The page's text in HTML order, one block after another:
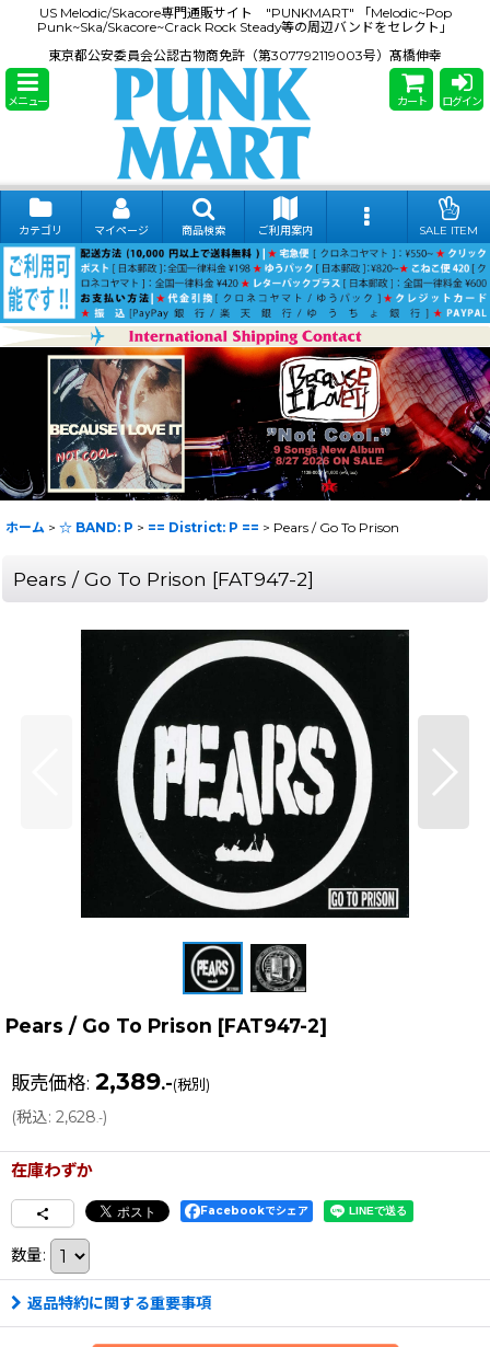
US Melodic/Skacore専門通販サイト "PUNKMART" 「Melodic~Pop
Punk~Ska/Skacore~Crack Rock Steady等の周辺バンドをセレクト」
東京都公安委員会公認古物商免許（第307792119003号）髙橋伸幸
メニュー カート ログイン
カテゴリ マイページ 商品検索 ご利用案内 SALE ITEM
ホーム > ☆ BAND: P > == District: P == > Pears / Go To Prison
Pears / Go To Prison [FAT947-2]
Pears / Go To Prison [FAT947-2]
販売価格: 2,389.-(税別)
(税込: 2,628.-)
在庫わずか
Facebookでシェア
数量:
返品特約に関する重要事項